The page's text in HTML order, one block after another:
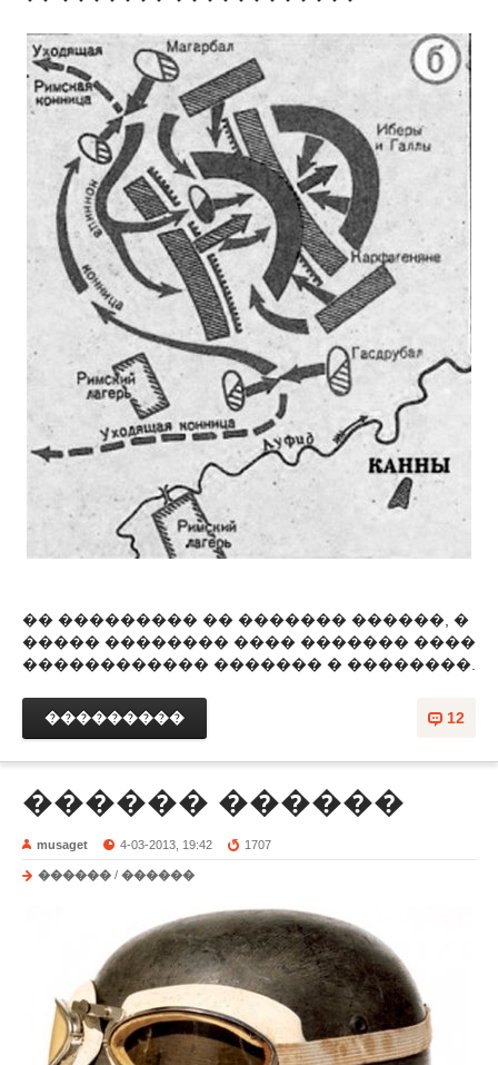
�� ��������� �� ������� ������, �
����� �������� ���� ������� ����
������������ ������� � ��������.
12
���������
������ ������
musaget 4-03-2013, 19:42 1707
������ / ������